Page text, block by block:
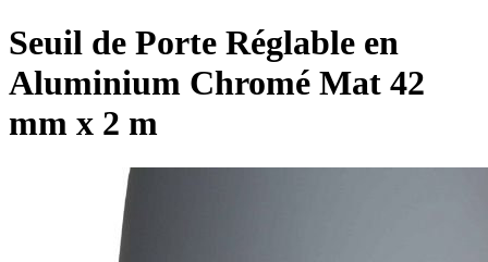
Seuil de Porte Réglable en
Aluminium Chromé Mat 42
mm x 2 m